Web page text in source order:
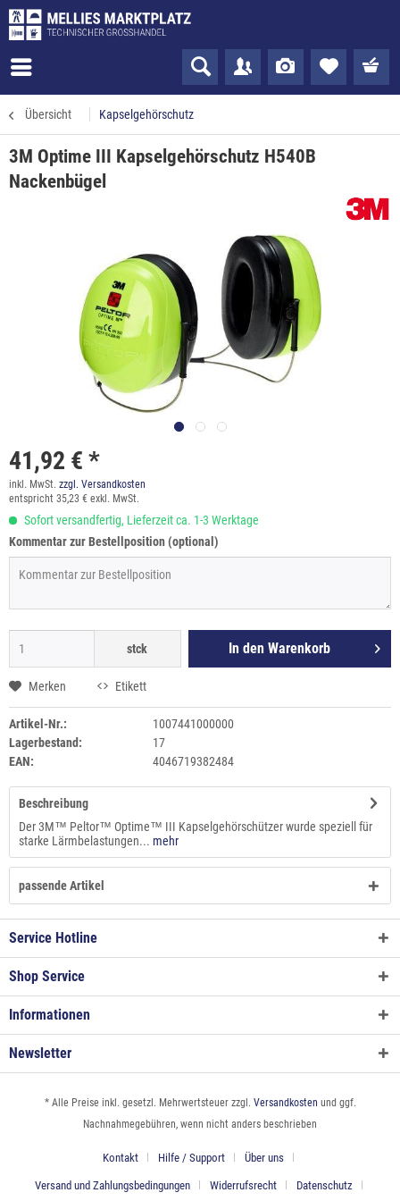
Übersicht Kapselgehörschutz
3M Optime III Kapselgehörschutz H540B
Nackenbügel
41,92 € *
inkl. MwSt. zzgl. Versandkosten
entspricht 35,23 € exkl. MwSt.
Sofort versandfertig, Lieferzeit ca. 1-3 Werktage
Kommentar zur Bestellposition (optional)
stck In den Warenkorb
Merken Etikett
Artikel-Nr.:
1007441000000
Lagerbestand:
17
EAN:
4046719382484
Beschreibung
Der 3M™ Peltor™ Optime™ III Kapselgehörschützer wurde speziell für
starke Lärmbelastungen... mehr
passende Artikel
Service Hotline
Shop Service
Informationen
Newsletter
* Alle Preise inkl. gesetzl. Mehrwertsteuer zzgl. Versandkosten und ggf.
Nachnahmegebühren, wenn nicht anders beschrieben
Kontakt Hilfe / Support Über uns
Versand und Zahlungsbedingungen Widerrufsrecht Datenschutz